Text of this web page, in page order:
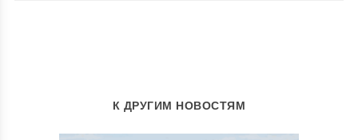
К ДРУГИМ НОВОСТЯМ